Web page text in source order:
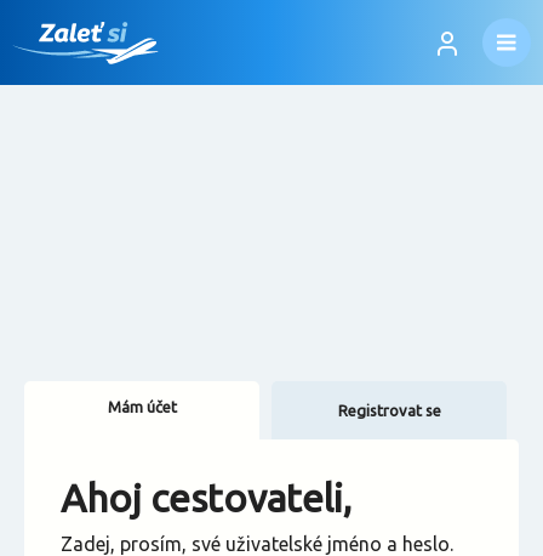
Změnit měnu
Mám účet Registrovat se
Ahoj cestovateli,
Zadej, prosím, své uživatelské jméno a heslo.